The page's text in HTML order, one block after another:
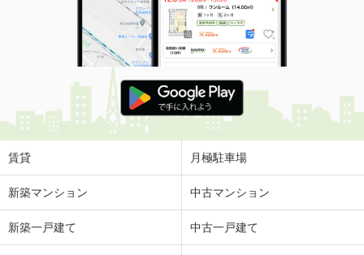
賃貸 月極駐車場
新築マンション 中古マンション
新築一戸建て 中古一戸建て